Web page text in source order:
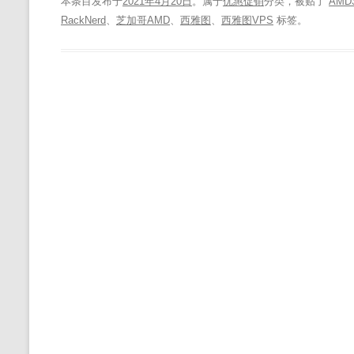
RackNerd、 芝加哥AMD、 西雅图 、 西雅图VPS 标签。